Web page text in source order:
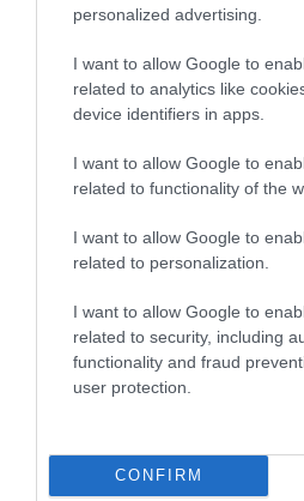
personalized advertising.
I want to allow Google to
related to analytics like
device identifiers in apps.
I want to allow Google to
related to functionality of the
I want to allow Google to
related to personalization.
I want to allow Google to
related to security, including
functionality and fraud
user protection.
CONFIRM
07.08.2026
Πληθωρισμός: Μειώθηκε
3,4% – «Καίνε» οι τιμές